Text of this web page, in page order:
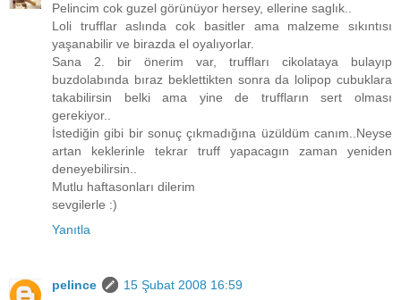
Pelincim cok guzel görünüyor hersey, ellerine saglık..
Loli trufflar aslında cok basitler ama malzeme sıkıntısı
yaşanabilir ve birazda el oyalıyorlar.
Sana 2. bir önerim var, truffları cikolataya bulayıp
buzdolabında bıraz beklettikten sonra da lolipop cubuklara
takabilirsin belki ama yine de truffların sert olması
gerekiyor..
İstediğin gibi bir sonuç çıkmadığına üzüldüm canım..Neyse
artan keklerinle tekrar truff yapacagın zaman yeniden
deneyebilirsin..
Mutlu haftasonları dilerim
sevgilerle :)
Yanıtla
pelince
15 Şubat 2008 16:59